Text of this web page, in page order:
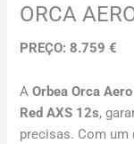
ORCA
PREÇO: 8.759 €
AOrbea Orca
Red AXS 12s,
precisas. Com